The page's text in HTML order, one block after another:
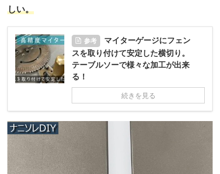
しい。
参考
マイターゲージにフェン
スを取り付けて安定した横切り。
テーブルソーで様々な加工が出来
る！
続きを見る